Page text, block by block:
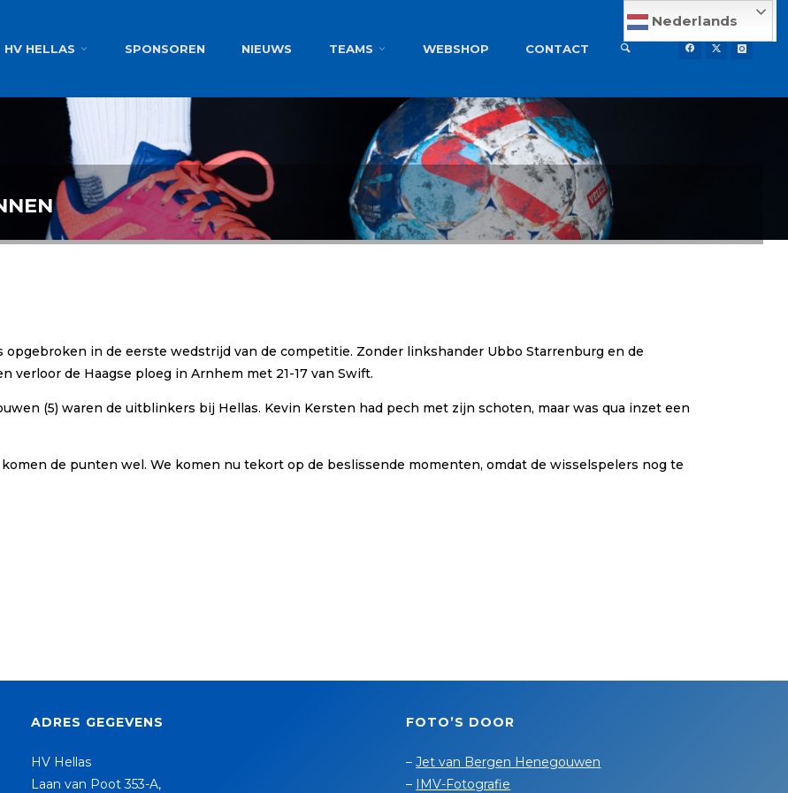
HV HELLAS SPONSOREN NIEUWS TEAMS WEBSHOP CONTACT
Nederlands
opgebroken in de eerste wedstrijd van de competitie. Zonder linkshander Ubbo Starrenburg en de
verloor de Haagse ploeg in Arnhem met 21-17 van Swift.
(5) waren de uitblinkers bij Hellas. Kevin Kersten had pech met zijn schoten, maar was qua inzet een
de punten wel. We komen nu tekort op de beslissende momenten, omdat de wisselspelers nog te
ADRES GEGEVENS
HV Hellas
Laan van Poot 353-A,
FOTO’S DOOR
–Jet van Bergen Henegouwen
– IMV-Fotografie